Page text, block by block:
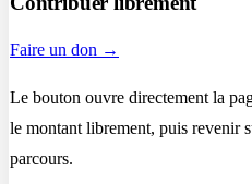
Faire un don →
Le bouton ouvre directement la
le montant librement, puis revenir
parcours.